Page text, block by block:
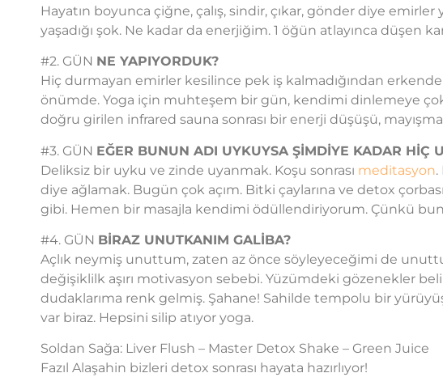
Hayatın boyunca çiğne, çalış, sindir, çıkar, gönder diye
yaşadığı şok. Ne kadar da enerjiğim. 1 öğün atlayınca düşen
#2. GÜN NE YAPIYORDUK?
Hiç durmayan emirler kesilince pek iş kalmadığından
önümde. Yoga için muhteşem bir gün, kendimi dinlemeye çok
doğru girilen infrared sauna sonrası bir enerji düşüşü,
#3. GÜN EĞER BUNUN ADI UYKUYSA ŞİMDİYE KADAR HİÇ
Deliksiz bir uyku ve zinde uyanmak. Koşu sonrası meditasyon.
diye ağlamak. Bugün çok açım. Bitki çaylarına ve detox
gibi. Hemen bir masajla kendimi ödüllendiriyorum. Çünkü
#4. GÜN BİRAZ UNUTKANIM GALİBA?
Açlık neymiş unuttum, zaten az önce söyleyeceğimi de
değişiklilk aşırı motivasyon sebebi. Yüzümdeki gözenekler
dudaklarıma renk gelmiş. Şahane! Sahilde tempolu bir yürüyüş
var biraz. Hepsini silip atıyor yoga.
Soldan Sağa: Liver Flush – Master Detox Shake – Green Juice
Fazıl Alaşahin bizleri detox sonrası hayata hazırlıyor!